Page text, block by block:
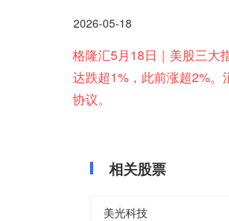
2026-05-18
格隆汇5月18日｜美股三大
达跌超1%，此前涨超2%
协议。
相关股票
美光科技